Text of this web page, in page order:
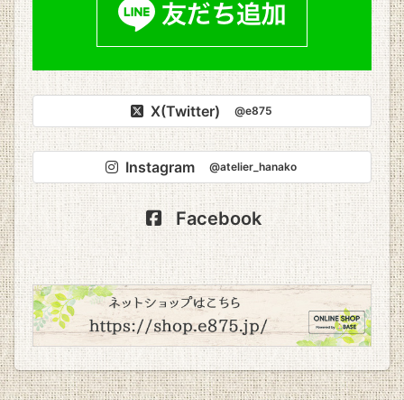
X(Twitter) @e875
Instagram @atelier_hanako
Facebook